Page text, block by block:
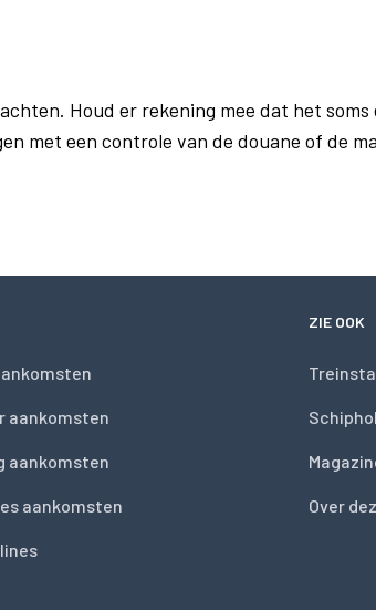
Houd er rekening mee dat het soms
met een controle van de douane of de
aankomsten
aankomsten
aankomsten
ZIE OOK
Over